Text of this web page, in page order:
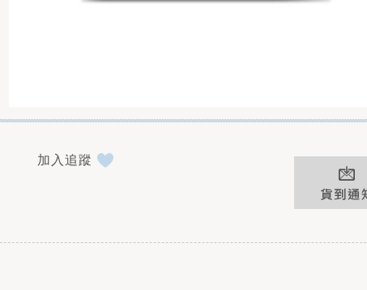
加入追蹤